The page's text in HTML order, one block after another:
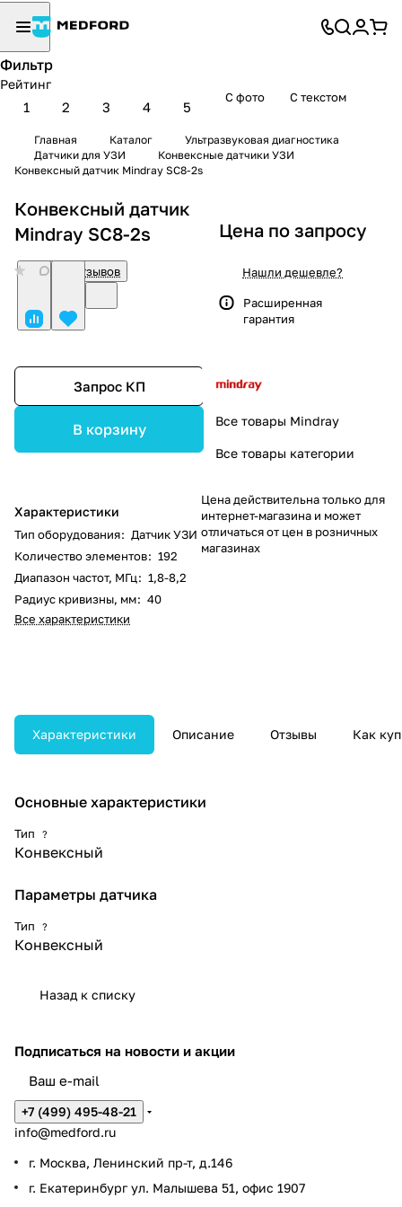
Фильтр
Рейтинг
1 2 3 4 5
С фото С текстом
Главная Каталог
Ультразвуковая диагностика
Датчики для УЗИ
Конвексные датчики УЗИ
Конвексный датчик Mindray SC8-2s
Конвексный датчик
Mindray SC8-2s
Нет отзывов
Запрос КП
В корзину
Характеристики
Тип оборудования: Датчик УЗИ
Количество элементов: 192
Диапазон частот, МГц: 1,8-8,2
Радиус кривизны, мм: 40
Все характеристики
Цена по запросу
Нашли дешевле?
Расширенная
гарантия
Все товары Mindray
Все товары категории
Цена действительна только для
интернет-магазина и может
отличаться от цен в розничных
магазинах
Характеристики Описание Отзывы Как
Основные характеристики
Тип ?
Конвексный
Параметры датчика
Тип ?
Конвексный
Назад к списку
Подписаться на новости и акции
+7 (499) 495-48-21
info@medford.ru
г. Москва, Ленинский пр-т, д.146
г. Екатеринбург ул. Малышева 51, офис 1907